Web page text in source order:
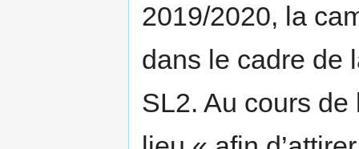
2019/2020, la
dans le cadre de
SL2. Au cours